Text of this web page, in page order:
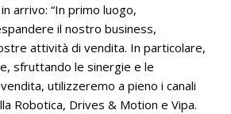
arrivo: “In primo luogo,
il nostro business,
attività di vendita. In particolare,
sfruttando le sinergie e le
utilizzeremo a pieno i canali
Robotica, Drives & Motion e Vipa.